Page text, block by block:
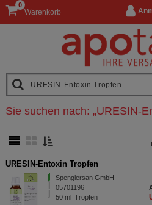
Warenkorb
0
Sie suchen nach: „URESIN-
URESIN-Entoxin Tropfen
Spenglersan GmbH
05701196
50 ml Tropfen